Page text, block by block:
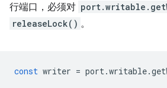
行端口，必须对
releaseLock() 。
const writer = port.writable.